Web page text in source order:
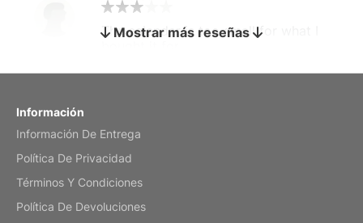
by charles
The calendar is too small for what I
Mostrar más reseñas
Información
Información De Entrega
Política De Privacidad
Términos Y Condiciones
Política De Devoluciones